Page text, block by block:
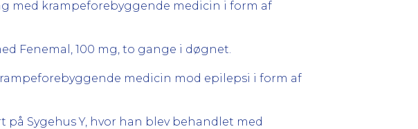
med krampeforebyggende medicin i form af
Fenemal, 100 mg, to gange i døgnet.
medicin mod epilepsi i form af
Sygehus Y, hvor han blev behandlet med